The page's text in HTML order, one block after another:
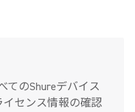
てのShureデバイス
センス情報の確認